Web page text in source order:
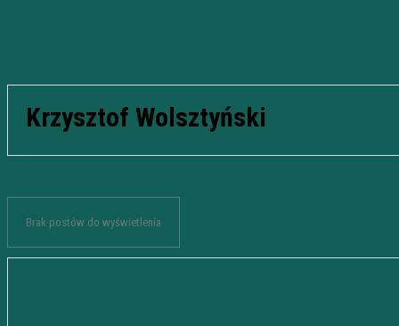
Krzysztof Wolsztyński
Brak postów do wyświetlenia